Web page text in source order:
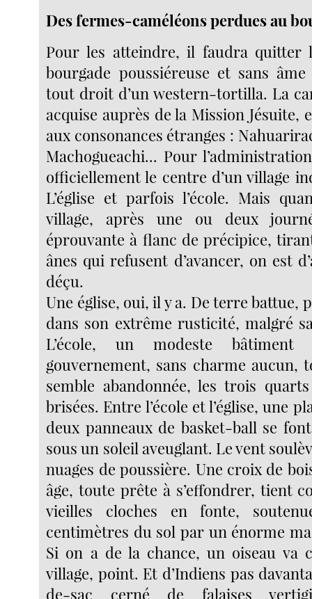
Des fermes-caméléons perdues au
Pour les atteindre, il faudra quitter
bourgade poussiéreuse et sans
tout droit d’un western-tortilla. La
acquise auprès de la Mission Jésuite,
aux consonances étranges :
Machogueachi... Pour
officiellement le centre d’un village
L’église et parfois l’école. Mais
village, après une ou deux
éprouvante à flanc de précipice,
ânes qui refusent d’avancer, on est
déçu.
Une église, oui, il y a. De terre battue,
dans son extrême rusticité, malgré
L’école, un modeste
gouvernement, sans charme aucun,
semble abandonnée, les trois
brisées. Entre l’école et l’église, une
deux panneaux de basket-ball se
sous un soleil aveuglant. Le vent
nuages de poussière. Une croix de
âge, toute prête à s’effondrer, tient
vieilles cloches en fonte,
centimètres du sol par un énorme
Si on a de la chance, un oiseau va
village, point. Et d’Indiens pas
de-sac cerné de falaises